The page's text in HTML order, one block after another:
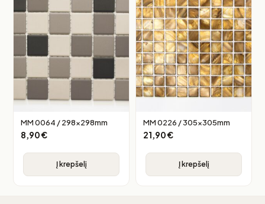
MM 0064 / 298x298mm
8,90€
Į krepšelį
MM 0226 / 305x305mm
21,90€
Į krepšelį